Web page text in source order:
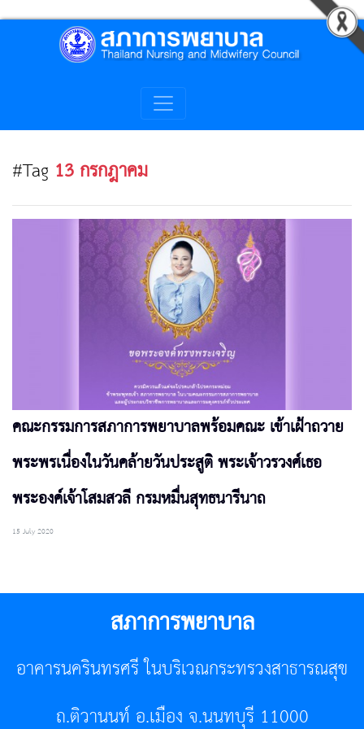
#Tag 13 กรกฎาคม
คณะกรรมการสภาการพยาบาลพร้อมคณะ เข้าเฝ้าถวาย
พระพรเนื่องในวันคล้ายวันประสูติ พระเจ้าวรวงศ์เธอ
พระองค์เจ้าโสมสวลี กรมหมื่นสุทธนารีนาถ
15 July 2020
สภาการพยาบาล
อาคารนครินทรศรี ในบริเวณกระทรวงสาธารณสุข
ถ.ติวานนท์ อ.เมือง จ.นนทบุรี 11000